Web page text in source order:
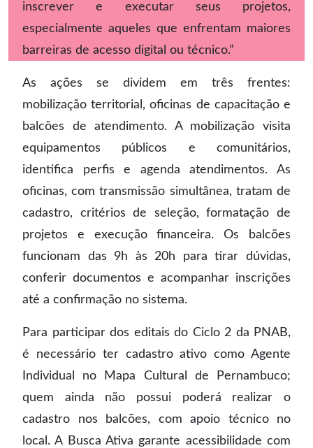
inscrever e executar seus projetos,
especialmente aqueles que enfrentam maiores
barreiras de acesso digital ou técnico.”
As ações se dividem em três frentes:
mobilização territorial, oficinas de capacitação e
balcões de atendimento. A mobilização visita
equipamentos públicos e comunitários,
identifica perfis e agenda atendimentos. As
oficinas, com transmissão simultânea, tratam de
cadastro, critérios de seleção, formatação de
projetos e execução financeira. Os balcões
funcionam das 9h às 20h para tirar dúvidas,
conferir documentos e acompanhar inscrições
até a confirmação no sistema.
Para participar dos editais do Ciclo 2 da PNAB,
é necessário ter cadastro ativo como Agente
Individual no Mapa Cultural de Pernambuco;
quem ainda não possui poderá realizar o
cadastro nos balcões, com apoio técnico no
local. A Busca Ativa garante acessibilidade com